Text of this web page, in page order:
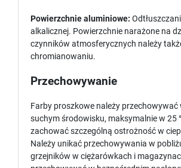
Powierzchnie aluminiowe:
alkalicznej. Powierzchnie narażone na
czynników atmosferycznych należy
chromianowaniu.
Przechowywanie
Farby proszkowe należy przechowywać
suchym środowisku, maksymalnie w 25
zachować szczególną ostrożność w
Należy unikać przechowywania w
grzejników w ciężarówkach i